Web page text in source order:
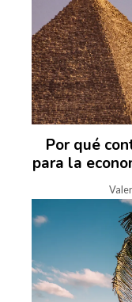
Por qué
para la